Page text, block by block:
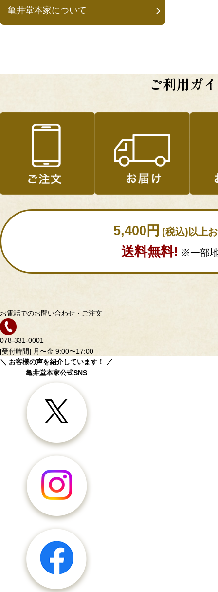
亀井堂本家について
ご利用ガ
5,400円 (税込)以上
送料無料! ※一部
お電話でのお問い合わせ・ご注文
078-331-0001
[受付時間] 月〜金 9:00〜17:00
＼ お客様の声を紹介しています！ ／
亀井堂本家公式SNS